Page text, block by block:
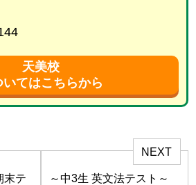
天美校
いてはこちらから
末テ
NEXT
～中3生 英文法テスト～